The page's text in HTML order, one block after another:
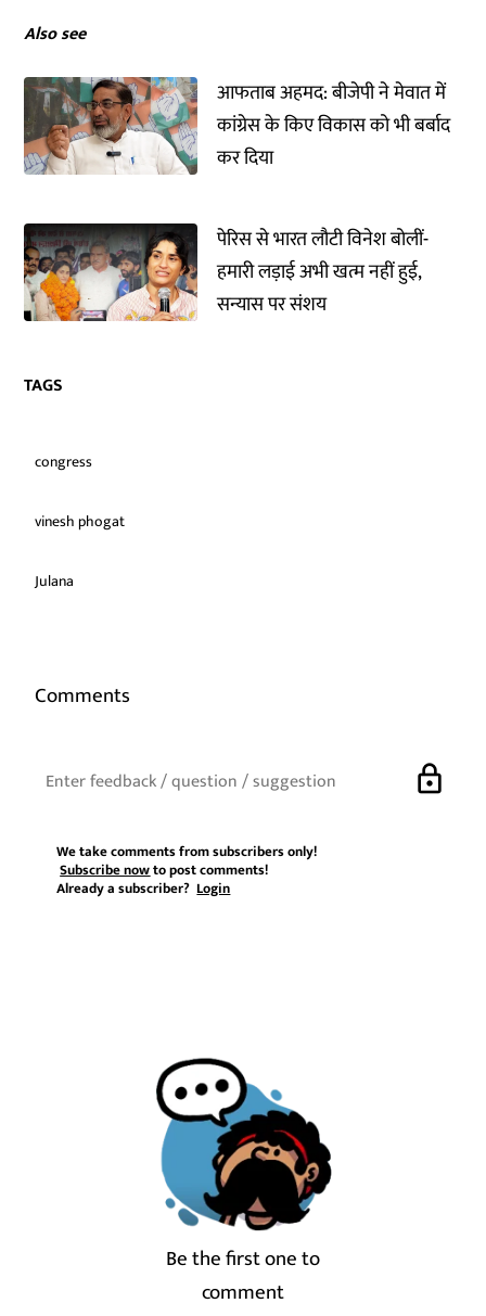
Also see
आफताब अहमद: बीजेपी ने मेवात में
कांग्रेस के किए विकास को भी बर्बाद
कर दिया
पेरिस से भारत लौटी विनेश बोलीं-
हमारी लड़ाई अभी खत्म नहीं हुई,
सन्यास पर संशय
TAGS
congress
vinesh phogat
Julana
Comments
lock
We take comments from subscribers only!
Subscribe nowto post comments!
Already a subscriber?Login
Be the first one to
comment